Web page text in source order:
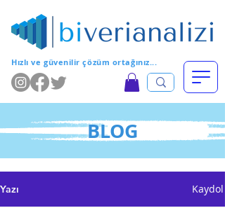
Hızlı ve güvenilir çözüm ortağınız...
BLOG
Yazı Kaydol